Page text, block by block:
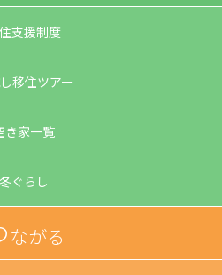
支援制度
移住ツアー
き家一覧
冬ぐらし
ながる